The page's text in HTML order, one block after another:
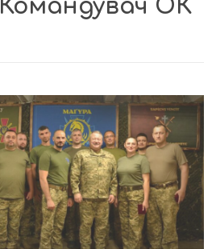
Командувач ОК